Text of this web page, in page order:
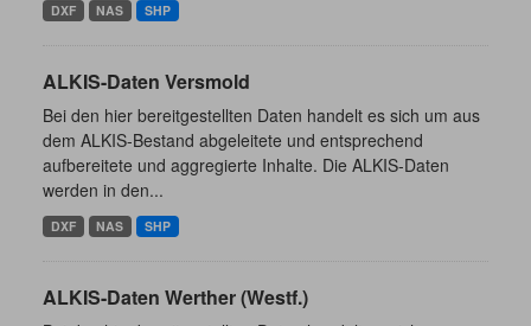
DXF NAS SHP
ALKIS-Daten Versmold
Bei den hier bereitgestellten Daten handelt es sich um aus
dem ALKIS-Bestand abgeleitete und entsprechend
aufbereitete und aggregierte Inhalte. Die ALKIS-Daten
werden in den...
DXF NAS SHP
ALKIS-Daten Werther (Westf.)